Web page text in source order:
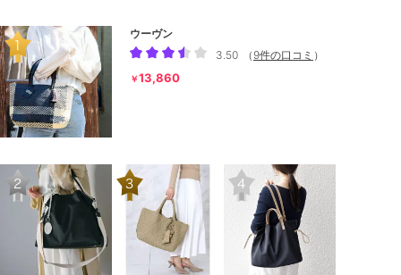
ウーヴン
3.50
（ 9件の口コミ ）
￥13,860